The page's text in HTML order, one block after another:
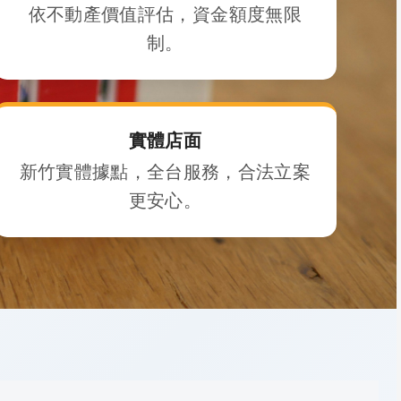
依不動產價值評估，資金額度無限
制。
實體店面
新竹實體據點，全台服務，合法立案
更安心。